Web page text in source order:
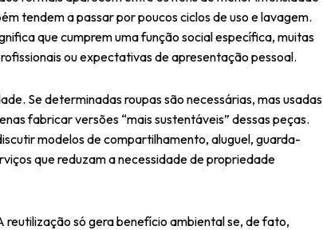
tendem a passar por poucos ciclos de uso e lavagem.
que cumprem uma função social específica, muitas
ou expectativas de apresentação pessoal.
Se determinadas roupas são necessárias, mas usadas
fabricar versões “mais sustentáveis” dessas peças.
modelos de compartilhamento, aluguel, guarda-
que reduzam a necessidade de propriedade
só gera benefício ambiental se, de fato,